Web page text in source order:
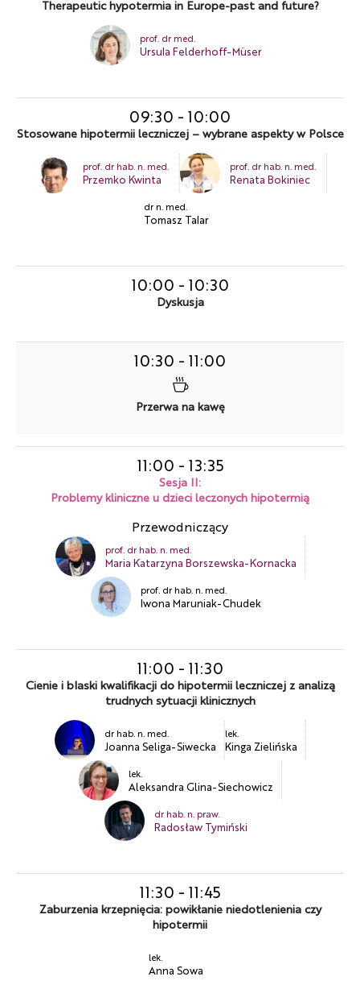
Therapeutic hypotermia in Europe-past and future?
prof. dr med.
Ursula Felderhoff-Müser
09:30 - 10:00
Stosowane hipotermii leczniczej – wybrane aspekty w Polsce
prof. dr hab. n. med.
Przemko Kwinta
prof. dr hab. n. med.
Renata Bokiniec
dr n. med.
Tomasz Talar
10:00 - 10:30
Dyskusja
10:30 - 11:00
Przerwa na kawę
11:00 - 13:35
Sesja II:
Problemy kliniczne u dzieci leczonych hipotermią
Przewodniczący
prof. dr hab. n. med.
Maria Katarzyna Borszewska-Kornacka
prof. dr hab. n. med.
Iwona Maruniak-Chudek
11:00 - 11:30
Cienie i blaski kwalifikacji do hipotermii leczniczej z analizą
trudnych sytuacji klinicznych
dr hab. n. med.
Joanna Seliga-Siwecka
lek.
Kinga Zielińska
lek.
Aleksandra Glina-Siechowicz
dr hab. n. praw.
Radosław Tymiński
11:30 - 11:45
Zaburzenia krzepnięcia: powikłanie niedotlenienia czy
hipotermii
lek.
Anna Sowa